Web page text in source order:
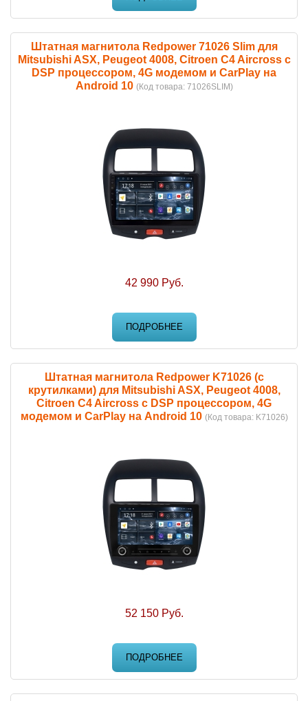
Штатная магнитола Redpower 71026 Slim для
Mitsubishi ASX, Peugeot 4008, Citroen C4 Aircross с
DSP процессором, 4G модемом и CarPlay на
Android 10 (Код товара: 71026SLIM)
42 990 Руб.
ПОДРОБНЕЕ
Штатная магнитола Redpower K71026 (с
крутилками) для Mitsubishi ASX, Peugeot 4008,
Citroen C4 Aircross с DSP процессором, 4G
модемом и CarPlay на Android 10 (Код товара: K71026)
52 150 Руб.
ПОДРОБНЕЕ